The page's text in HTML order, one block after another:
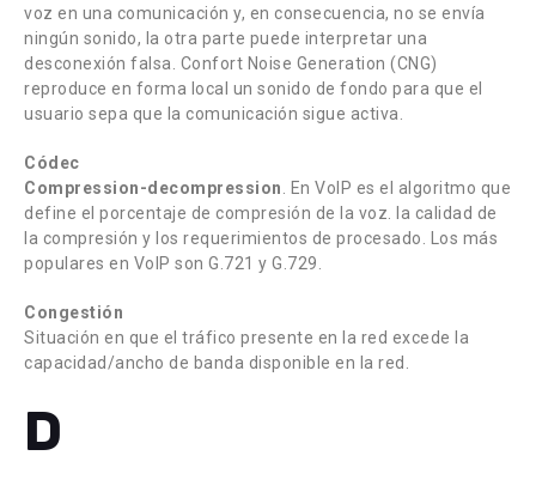
voz en una comunicación y, en consecuencia, no se envía
ningún sonido, la otra parte puede interpretar una
desconexión falsa. Confort Noise Generation (CNG)
reproduce en forma local un sonido de fondo para que el
usuario sepa que la comunicación sigue activa.
Códec
Compression-decompression . En VoIP es el algoritmo que
define el porcentaje de compresión de la voz. la calidad de
la compresión y los requerimientos de procesado. Los más
populares en VoIP son G.721 y G.729.
Congestión
Situación en que el tráfico presente en la red excede la
capacidad/ancho de banda disponible en la red.
D